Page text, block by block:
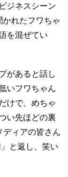
ジネスシーン
れたフワちゃ
を混ぜてい
があると話し
いフワちゃん
けで、めちゃ
い先ほどの裏
ディアの皆さん
と返し、笑い